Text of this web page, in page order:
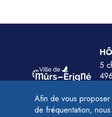
Afin de vous
de fréquentation,
5
Du